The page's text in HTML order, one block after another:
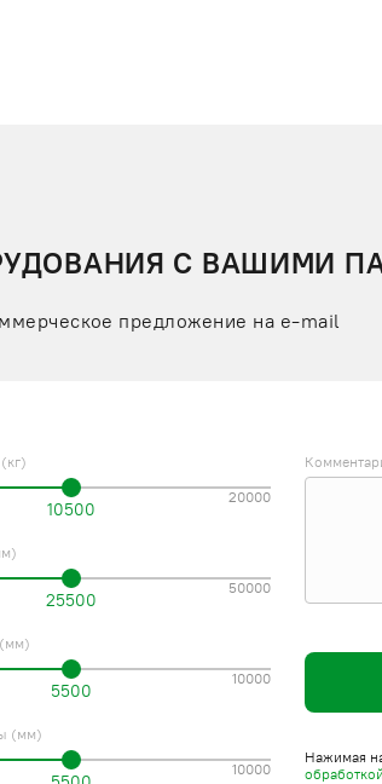
С ВАШИМИ
предложение на e-mail
10500
20000
25500
50000
5500
10000
(мм)
10000
Нажимая